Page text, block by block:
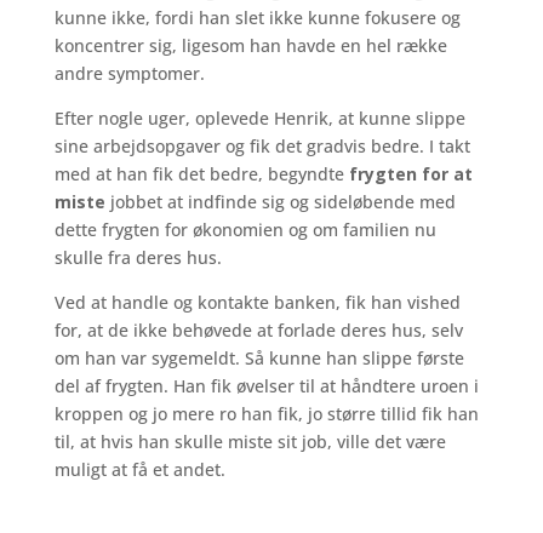
kunne ikke, fordi han slet ikke kunne fokusere og
koncentrer sig, ligesom han havde en hel række
andre symptomer.
Efter nogle uger, oplevede Henrik, at kunne slippe
sine arbejdsopgaver og fik det gradvis bedre. I takt
med at han fik det bedre, begyndte frygten for at
miste jobbet at indfinde sig og sideløbende med
dette frygten for økonomien og om familien nu
skulle fra deres hus.
Ved at handle og kontakte banken, fik han vished
for, at de ikke behøvede at forlade deres hus, selv
om han var sygemeldt. Så kunne han slippe første
del af frygten. Han fik øvelser til at håndtere uroen i
kroppen og jo mere ro han fik, jo større tillid fik han
til, at hvis han skulle miste sit job, ville det være
muligt at få et andet.